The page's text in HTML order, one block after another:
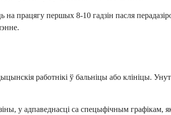
працягу першых 8-10 гадзін пасля
работнікі ў бальніцы або клініцы.
у адпаведнасці са спецыфічным